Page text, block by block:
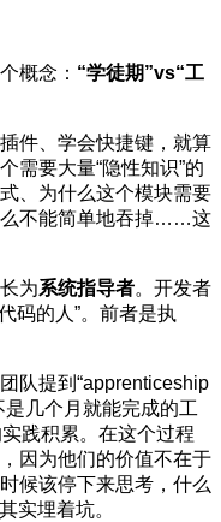
概念： “学徒期”vs“工
件、学会快捷键，就算
需要大量“隐性知识”的
、为什么这个模块需要
么不能简单地吞掉……这
为系统指导者。开发者
码的人”。前者是执
队提到“apprenticeship
几个月就能完成的工
践积累。在这个过程
因为他们的价值不在于
候该停下来思考，什么
实埋着坑。